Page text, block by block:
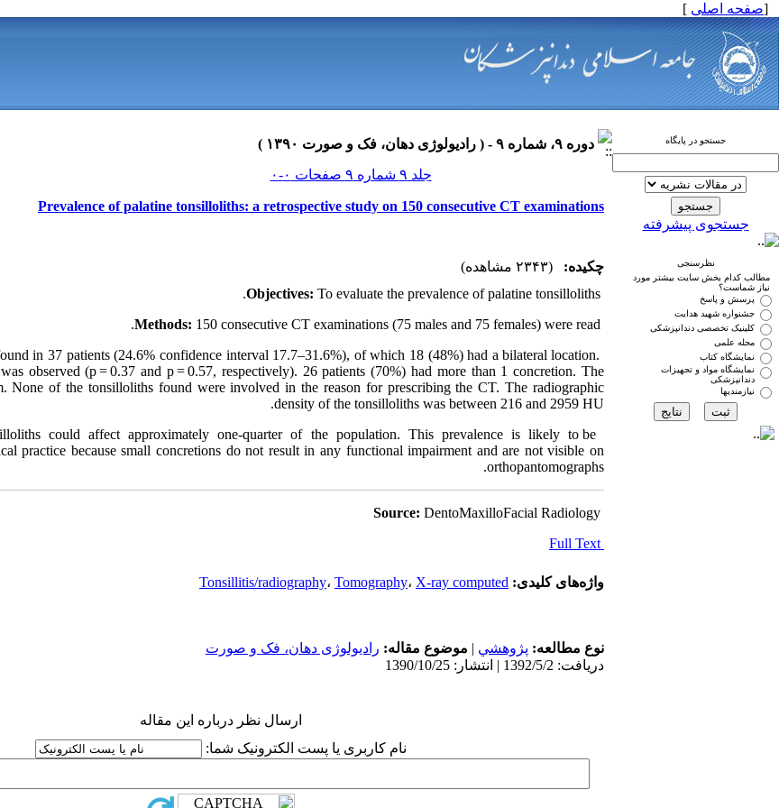
[صفحه اصلی ]
جستجو در پایگاه
جستجوی پیشرفته
نظرسنجی
مطالب کدام بخش سایت بیشتر مورد
نیاز شماست؟
پرسش و پاسخ
جشنواره شهید هدایت
کلینیک تخصصی دندانپزشکی
مجله علمی
نمایشگاه کتاب
نمایشگاه مواد و تجهیزات
دندانپزشکی
نیازمندیها
دوره ۹، شماره ۹ - ( رادیولوژی دهان، فک و صورت ۱۳۹۰ )
جلد ۹ شماره ۹ صفحات ۰-۰
Prevalence of palatine tonsilloliths: a retrospective study on 150 consecutive CT examinations
چکیده:
(۲۳۴۳ مشاهده)
Objectives: To evaluate the prevalence of palatine tonsilloliths.
Methods: 150 consecutive CT examinations (75 males and 75 females) were read.
in 37 patients (24.6% confidence interval 17.7–31.6%), of which 18 (48%) had a bilateral location.
observed (p = 0.37 and p = 0.57, respectively). 26 patients (70%) had more than 1 concretion. The
None of the tonsilloliths found were involved in the reason for prescribing the CT. The radiographic
density of the tonsilloliths was between 216 and 2959 HU.
could affect approximately one-quarter of the population. This prevalence is likely to be
practice because small concretions do not result in any functional impairment and are not visible on
orthopantomographs.
Source: DentoMaxilloFacial Radiology
واژه‌های کلیدی: Tonsillitis/radiography، Tomography، X-ray computed
نوع مطالعه: پژوهشي | موضوع مقاله: رادیولوژی دهان، فک و صورت
دریافت: 1392/5/2 | انتشار: 1390/10/25
ارسال نظر درباره این مقاله
نام کاربری یا پست الکترونیک شما: